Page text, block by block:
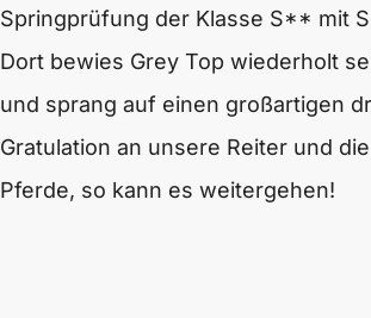
Springprüfung der Klasse S** mit
Dort bewies Grey Top wiederholt
und sprang auf einen großartigen
Gratulation an unsere Reiter und
Pferde, so kann es weitergehen!